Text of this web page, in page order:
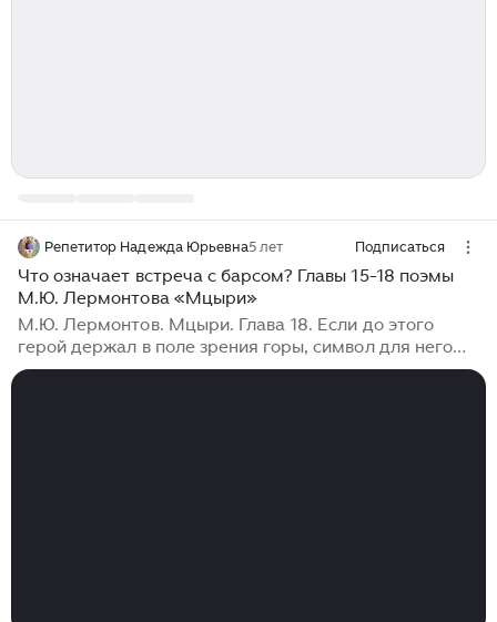
Репетитор Надежда Юрьевна5 лет Подписаться
Что означает встреча с барсом? Главы 15-18 поэмы
М.Ю. Лермонтова «Мцыри»
М.Ю. Лермонтов. Мцыри. Глава 18. Если до этого
герой держал в поле зрения горы, символ для него
свободы и пути к его мечте, то теперь он теряет их из